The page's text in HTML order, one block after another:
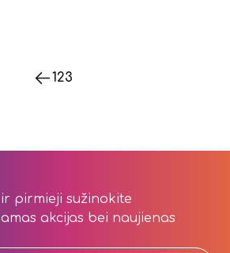
123
pirmieji sužinokite
akcijas bei naujienas